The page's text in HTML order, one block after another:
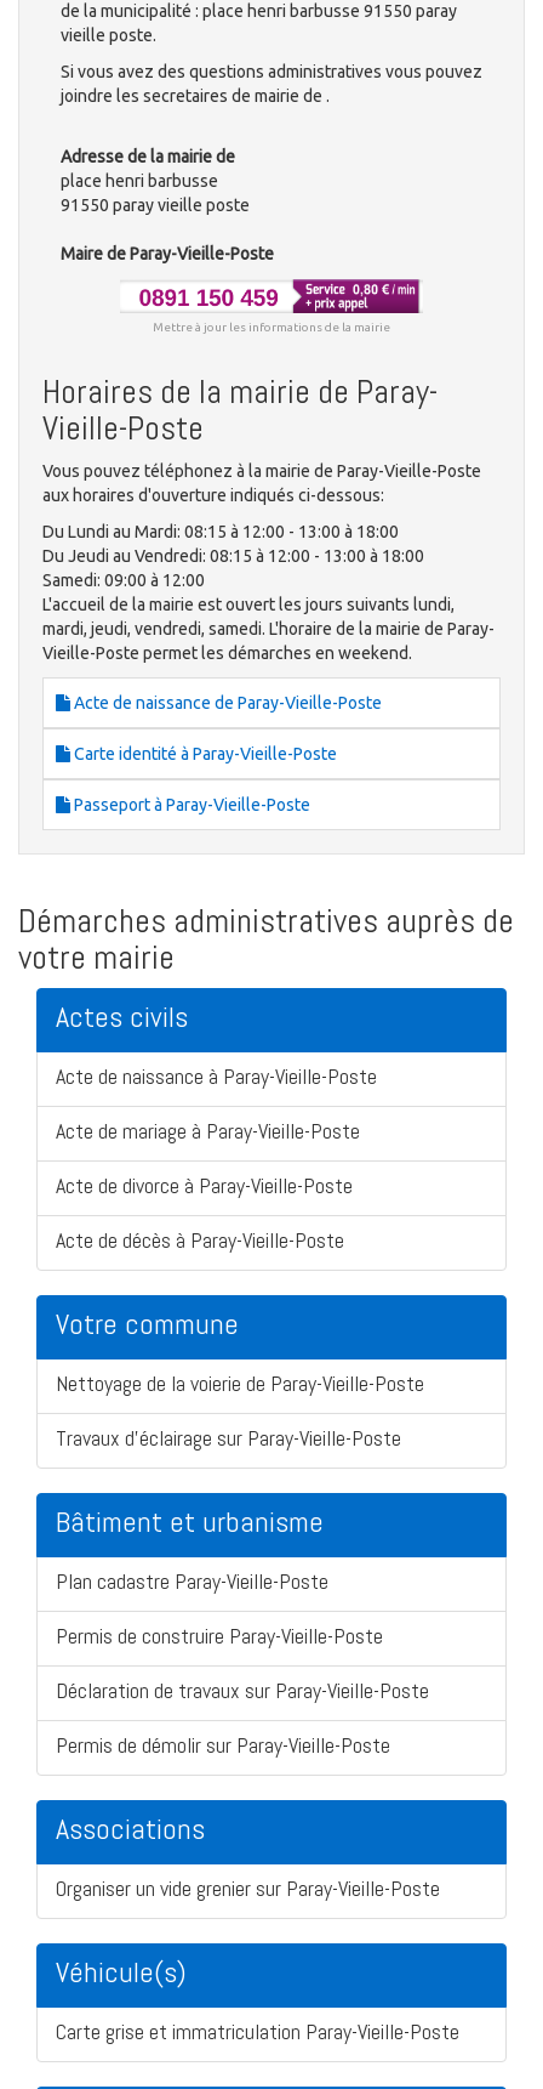
de la municipalité : place henri barbusse 91550 paray
vieille poste.
Si vous avez des questions administratives vous pouvez
joindre les secretaires de mairie de .
Adresse de la mairie de
place henri barbusse
91550 paray vieille poste
Maire de Paray-Vieille-Poste
Mettre à jour les informations de la mairie
Horaires de la mairie de Paray-
Vieille-Poste
Vous pouvez téléphonez à la mairie de Paray-Vieille-Poste
aux horaires d'ouverture indiqués ci-dessous:
Du Lundi au Mardi: 08:15 à 12:00 - 13:00 à 18:00
Du Jeudi au Vendredi: 08:15 à 12:00 - 13:00 à 18:00
Samedi: 09:00 à 12:00
L'accueil de la mairie est ouvert les jours suivants lundi,
mardi, jeudi, vendredi, samedi. L'horaire de la mairie de Paray-
Vieille-Poste permet les démarches en weekend.
Acte de naissance de Paray-Vieille-Poste
Carte identité à Paray-Vieille-Poste
Passeport à Paray-Vieille-Poste
Démarches administratives auprès de
votre mairie
Actes civils
Acte de naissance à Paray-Vieille-Poste
Acte de mariage à Paray-Vieille-Poste
Acte de divorce à Paray-Vieille-Poste
Acte de décès à Paray-Vieille-Poste
Votre commune
Nettoyage de la voierie de Paray-Vieille-Poste
Travaux d'éclairage sur Paray-Vieille-Poste
Bâtiment et urbanisme
Plan cadastre Paray-Vieille-Poste
Permis de construire Paray-Vieille-Poste
Déclaration de travaux sur Paray-Vieille-Poste
Permis de démolir sur Paray-Vieille-Poste
Associations
Organiser un vide grenier sur Paray-Vieille-Poste
Véhicule(s)
Carte grise et immatriculation Paray-Vieille-Poste